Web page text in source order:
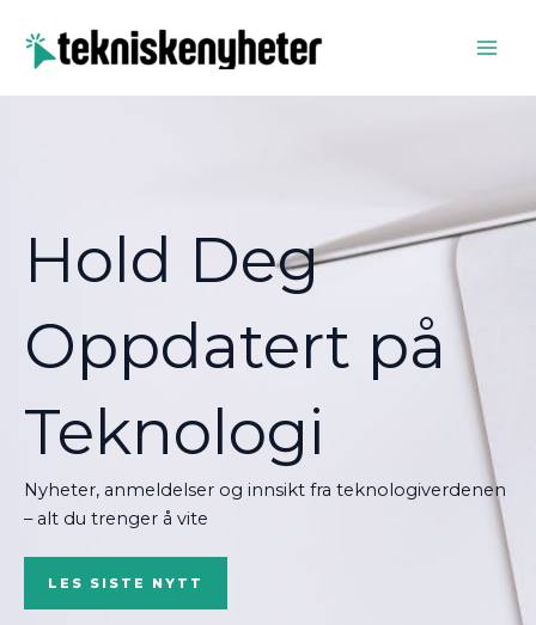
content
Hold Deg
Oppdatert på
Teknologi
Nyheter, anmeldelser og innsikt fra teknologiverdenen
– alt du trenger å vite
LES SISTE NYTT